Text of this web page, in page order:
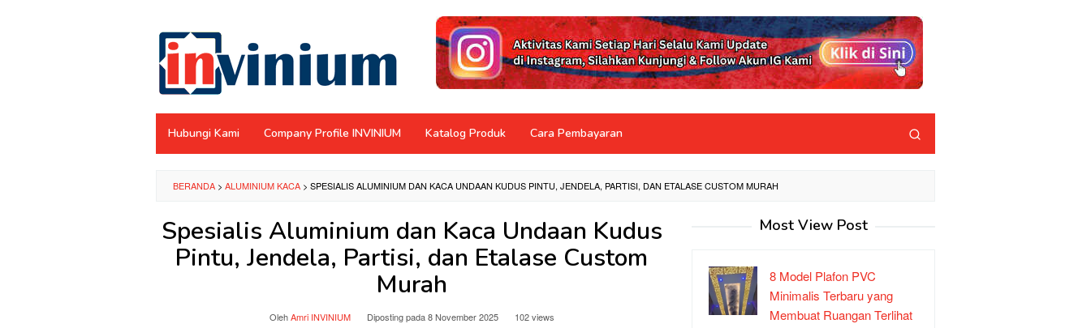
konten
Hubungi Kami Company Profile INVINIUM Katalog Produk Cara Pembayaran
BERANDA > ALUMINIUM KACA > SPESIALIS ALUMINIUM DAN KACA UNDAAN KUDUS PINTU, JENDELA, PARTISI, DAN ETALASE CUSTOM MURAH
Spesialis Aluminium dan Kaca Undaan Kudus
Pintu, Jendela, Partisi, dan Etalase Custom
Murah
OlehAmri INVINIUM Diposting pada8 November 2025 102 views
Most View Post
8 Model Plafon PVC
Minimalis Terbaru yang
Membuat Ruangan Terlihat